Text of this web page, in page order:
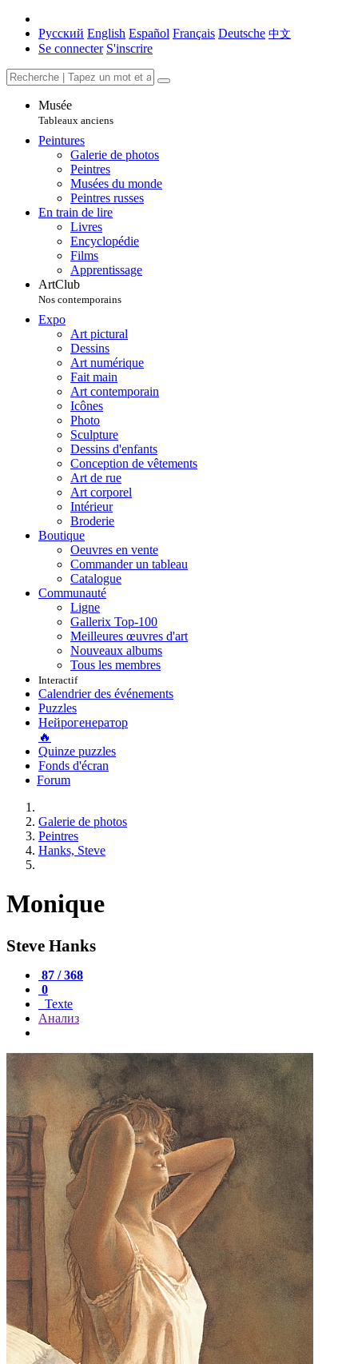
Русский English Español Français Deutsche 中文
Se connecter S'inscrire
Musée
Tableaux anciens
Peintures
Galerie de photos
Peintres
Musées du monde
Peintres russes
En train de lire
Livres
Encyclopédie
Films
Apprentissage
ArtClub
Nos contemporains
Expo
Art pictural
Dessins
Art numérique
Fait main
Art contemporain
Icônes
Photo
Sculpture
Dessins d'enfants
Conception de vêtements
Art de rue
Art corporel
Intérieur
Broderie
Boutique
Oeuvres en vente
Commander un tableau
Catalogue
Communauté
Ligne
Gallerix Top-100
Meilleures œuvres d'art
Nouveaux albums
Tous les membres
Interactif
Calendrier des événements
Puzzles
Нейрогенератор
🔥
Quinze puzzles
Fonds d'écran
Forum
Galerie de photos
Peintres
Hanks, Steve
Monique
Steve Hanks
87 / 368
0
Texte
Анализ